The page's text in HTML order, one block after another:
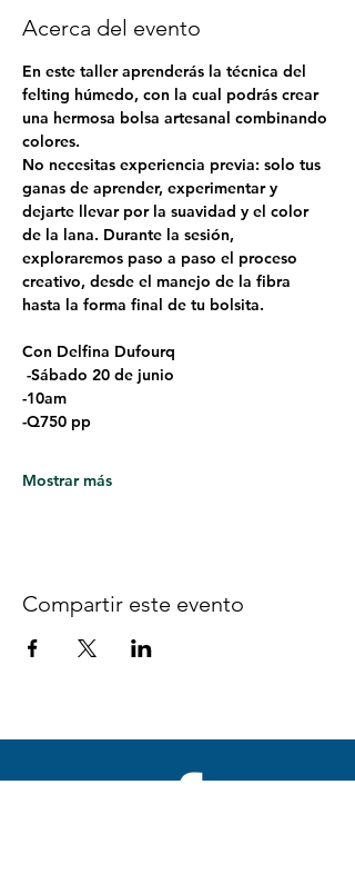
Acerca del evento
En este taller aprenderás la técnica del
felting húmedo, con la cual podrás crear
una hermosa bolsa artesanal combinando
colores.
No necesitas experiencia previa: solo tus
ganas de aprender, experimentar y
dejarte llevar por la suavidad y el color
de la lana. Durante la sesión,
exploraremos paso a paso el proceso
creativo, desde el manejo de la fibra
hasta la forma final de tu bolsita.
Con Delfina Dufourq
-Sábado 20 de junio
-10am
-Q750 pp
Mostrar más
Compartir este evento